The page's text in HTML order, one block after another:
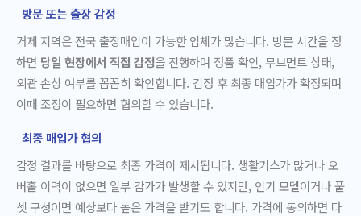
방문 또는 출장 감정
거제 지역은 전국 출장매입이 가능한 업체가 많습니다. 방문 시간을 정
하면 당일 현장에서 직접 감정을 진행하며 정품 확인, 무브먼트 상태,
외관 손상 여부를 꼼꼼히 확인합니다. 감정 후 최종 매입가가 확정되며
이때 조정이 필요하면 협의할 수 있습니다.
최종 매입가 협의
감정 결과를 바탕으로 최종 가격이 제시됩니다. 생활기스가 많거나 오
버홀 이력이 없으면 일부 감가가 발생할 수 있지만, 인기 모델이거나 풀
셋 구성이면 예상보다 높은 가격을 받기도 합니다. 가격에 동의하면 다